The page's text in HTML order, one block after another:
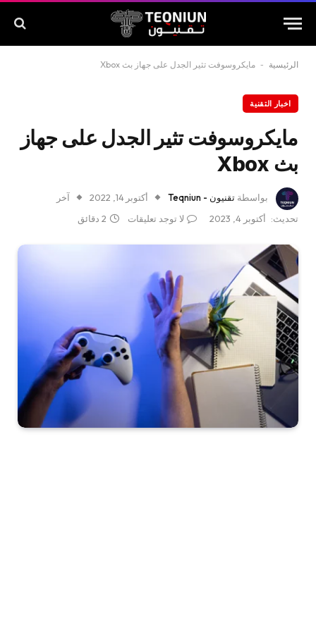
الرئيسية - مايكروسوفت تثير الجدل على جهاز بث Xbox
اخبار التقنية
مايكروسوفت تثير الجدل على جهاز
بث Xbox
بواسطة تقنيون - Teqniun أكتوبر 14, 2022
آخر
تحديث:
أكتوبر 4, 2023 لا توجد تعليقات 2 دقائق